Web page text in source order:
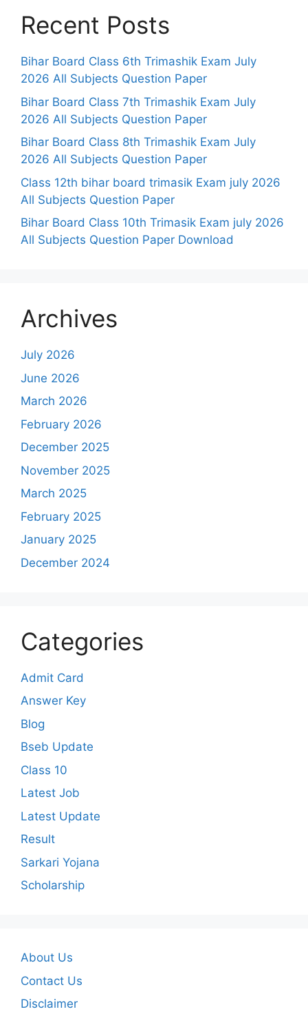
Recent Posts
Bihar Board Class 6th Trimashik Exam July
2026 All Subjects Question Paper
Bihar Board Class 7th Trimashik Exam July
2026 All Subjects Question Paper
Bihar Board Class 8th Trimashik Exam July
2026 All Subjects Question Paper
Class 12th bihar board trimasik Exam july 2026
All Subjects Question Paper
Bihar Board Class 10th Trimasik Exam july 2026
All Subjects Question Paper Download
Archives
July 2026
June 2026
March 2026
February 2026
December 2025
November 2025
March 2025
February 2025
January 2025
December 2024
Categories
Admit Card
Answer Key
Blog
Bseb Update
Class 10
Latest Job
Latest Update
Result
Sarkari Yojana
Scholarship
About Us
Contact Us
Disclaimer